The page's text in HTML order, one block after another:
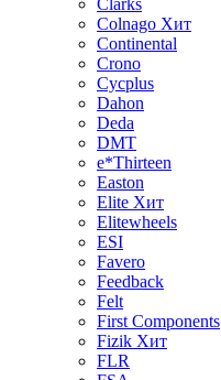
Clarks
Colnago Хит
Continental
Crono
Cycplus
Dahon
Deda
DMT
e*Thirteen
Easton
Elite Хит
Elitewheels
ESI
Favero
Feedback
Felt
First Components
Fizik Хит
FLR